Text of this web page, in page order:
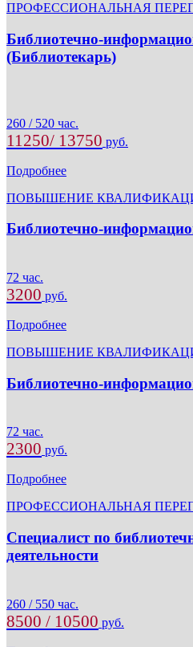
ПРОФЕССИОНАЛЬНАЯ
Библиотечно-
(Библиотекарь)
260 / 520 час.
11250/ 13750 руб.
Подробнее
ПОВЫШЕНИЕ
Библиотечно-
72 час.
3200 руб.
Подробнее
ПОВЫШЕНИЕ
Библиотечно-
72 час.
2300 руб.
Подробнее
ПРОФЕССИОНАЛЬНАЯ
Специалист по
деятельности
260 / 550 час.
8500 / 10500 руб.